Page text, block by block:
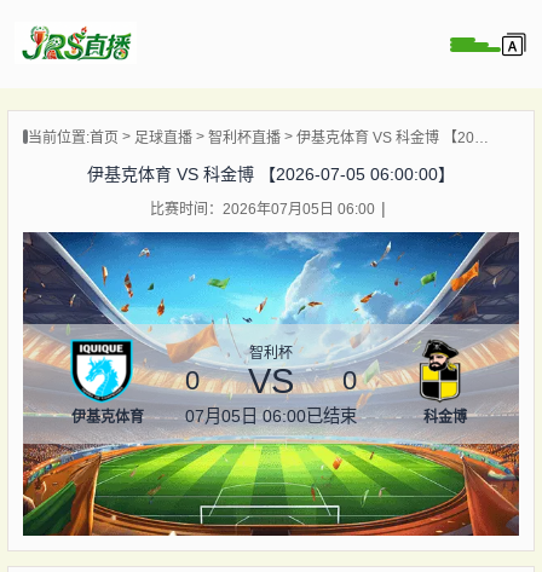
播
像
讯
直播
当前位置:首页 足球直播 智利杯直播 伊基克体育 VS 科金博 【2026-07-05 06:00:00】
伊基克体育 VS 科金博 【2026-07-05 06:00:00】
比赛时间：2026年07月05日 06:00
伊基克体育
智利杯
0 VS 0
07月05日 06:00已结束 科金博